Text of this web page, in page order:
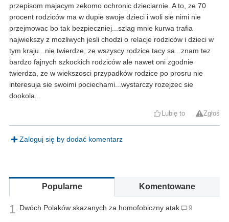
przepisom majacym zekomo ochronic dzieciarnie. A to, ze 70
procent rodziców ma w dupie swoje dzieci i woli sie nimi nie
przejmowac bo tak bezpieczniej...szlag mnie kurwa trafia
najwiekszy z mozliwych jesli chodzi o relacje rodziców i dzieci w
tym kraju...nie twierdze, ze wszyscy rodzice tacy sa...znam tez
bardzo fajnych szkockich rodziców ale nawet oni zgodnie
twierdza, ze w wiekszosci przypadków rodzice po prosru nie
interesuja sie swoimi pociechami...wystarczy rozejzec sie
dookola...
Lubię to Zgłoś
Zaloguj się by dodać komentarz
Popularne Komentowane
1 Dwóch Polaków skazanych za homofobiczny atak 9